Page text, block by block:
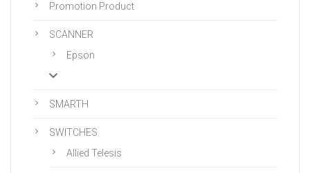
Promotion Product
SCANNER
Epson
SMARTH
SWITCHES
Allied Telesis